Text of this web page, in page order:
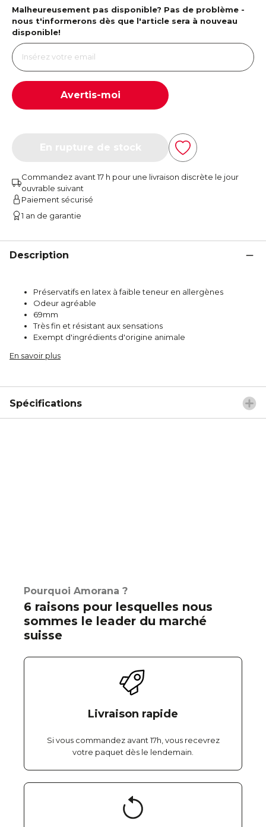
Malheureusement pas disponible? Pas de problème -
nous t'informerons dès que l'article sera à nouveau
disponible!
Avertis-moi
Commandez avant 17 h pour une livraison discrète le jour
ouvrable suivant
Paiement sécurisé
1 an de garantie
Description
Préservatifs en latex à faible teneur en allergènes
Odeur agréable
69mm
Très fin et résistant aux sensations
Exempt d'ingrédients d'origine animale
En savoir plus
Spécifications
Pourquoi Amorana ?
6 raisons pour lesquelles nous
sommes le leader du marché
suisse
Livraison rapide
Si vous commandez avant 17h, vous recevrez
votre paquet dès le lendemain.